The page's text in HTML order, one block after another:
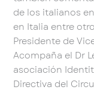
de los italianos
en Italia entre
Presidente de
Acompaña el Dr
asociación
Directiva del